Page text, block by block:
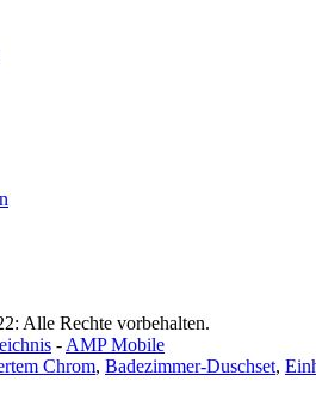
Alle Rechte vorbehalten.
- AMP Mobile
Chrom, Badezimmer-Duschset,